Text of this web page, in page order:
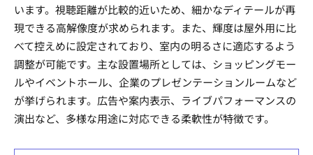
います。視聴距離が比較的近いため、細かなディテールが再
現できる高解像度が求められます。また、輝度は屋外用に比
べて控えめに設定されており、室内の明るさに適応するよう
調整が可能です。主な設置場所としては、ショッピングモー
ルやイベントホール、企業のプレゼンテーションルームなど
が挙げられます。広告や案内表示、ライブパフォーマンスの
演出など、多様な用途に対応できる柔軟性が特徴です。